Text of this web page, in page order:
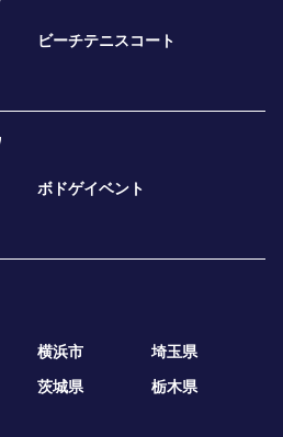
ビーチテニスコート
ボドゲイベント
横浜市
埼玉県
茨城県 栃木県